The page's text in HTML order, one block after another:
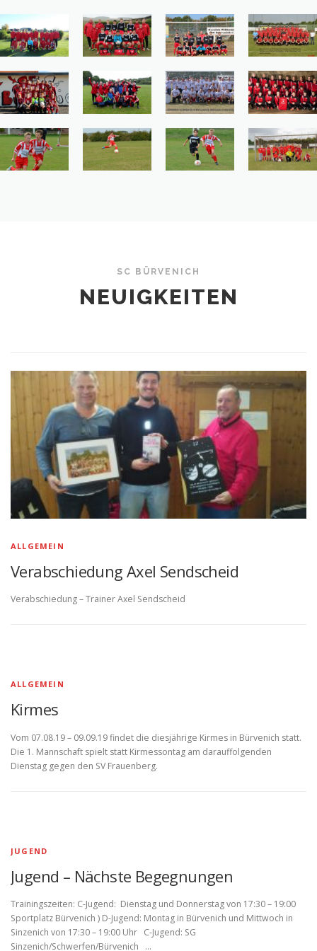
SC BÜRVENICH
NEUIGKEITEN
ALLGEMEIN
Verabschiedung Axel Sendscheid
Verabschiedung – Trainer Axel Sendscheid
ALLGEMEIN
Kirmes
Vom 07.08.19 – 09.09.19 findet die diesjährige Kirmes in Bürvenich statt.
Die 1. Mannschaft spielt statt Kirmessontag am darauffolgenden
Dienstag gegen den SV Frauenberg.
JUGEND
Jugend – Nächste Begegnungen
Trainingszeiten: C-Jugend: Dienstag und Donnerstag von 17:30 – 19:00
Sportplatz Bürvenich ) D-Jugend: Montag in Bürvenich und Mittwoch in
Sinzenich von 17:30 – 19:00 Uhr C-Jugend: SG
Sinzenich/Schwerfen/Bürvenich …